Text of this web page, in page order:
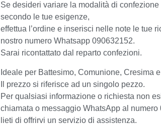
Se desideri variare la modalità di
secondo le tue esigenze,
effettua l’ordine e inserisci nelle note le tue
nostro numero Whatsapp 090632152.
Sarai ricontattato dal reparto confezioni.
Ideale per Battesimo, Comunione, Cresima
Il prezzo si riferisce ad un singolo pezzo.
Per qualsiasi informazione o richiesta non
chiamata o messaggio WhatsApp al numero
lieti di offrirvi un servizio di assistenza.